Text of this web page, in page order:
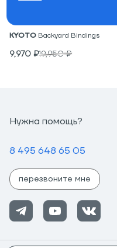
Крепления для вейкборда
KYOTO Backyard Bindings
9,970 ₽19,950₽
Нужна помощь?
8 495 648 65 05
перезвоните мне